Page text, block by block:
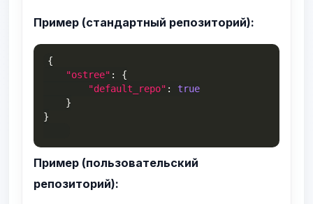
Пример (стандартный репозиторий):
{
"ostree" :
{
"default_repo" :
true
}
}
Пример (пользовательский
репозиторий):